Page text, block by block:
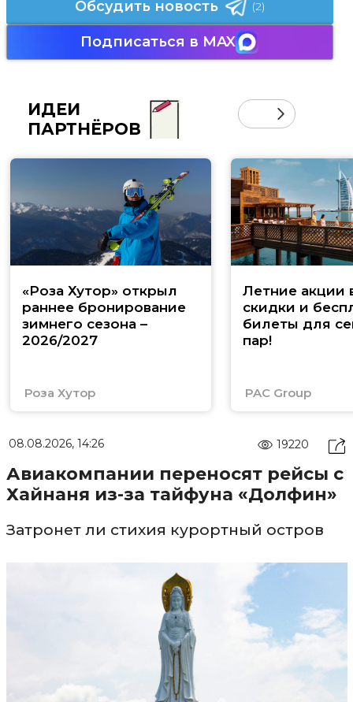
Обсудить новость (2)
Подписаться в MAX
ИДЕИ
ПАРТНЁРОВ
«Роза Хутор» открыл
раннее бронирование
зимнего сезона –
2026/2027
Роза Хутор
Летние акции
скидки и
билеты для
пар!
PAC Group
08.08.2026, 14:26 19220
Авиакомпании переносят рейсы с
Хайнаня из-за тайфуна «Долфин»
Затронет ли стихия курортный остров